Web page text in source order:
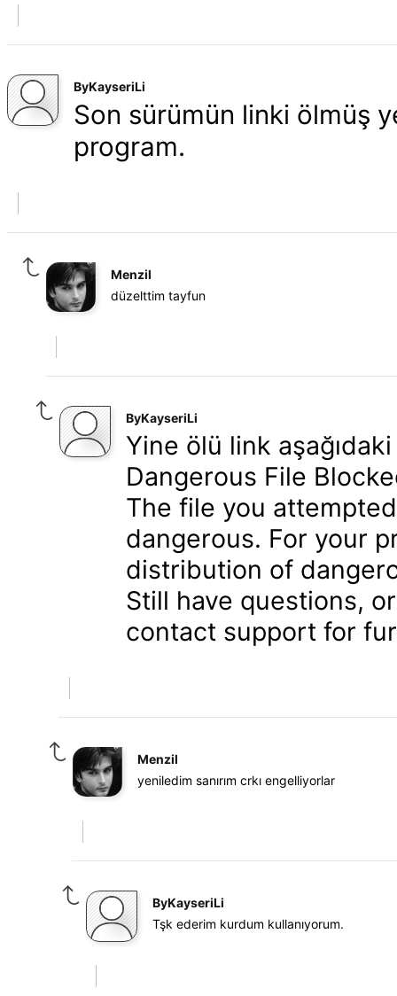
ByKayseriLi
Son sürümün linki ölmüş
program.
Menzil
düzelttim tayfun
ByKayseriLi
Yine ölü link
Dangerous File
The file you
dangerous. For your
distribution of
Still have questions,
contact support for
Menzil
yeniledim sanırım crkı engelliyorlar
ByKayseriLi
Tşk ederim kurdum kullanıyorum.